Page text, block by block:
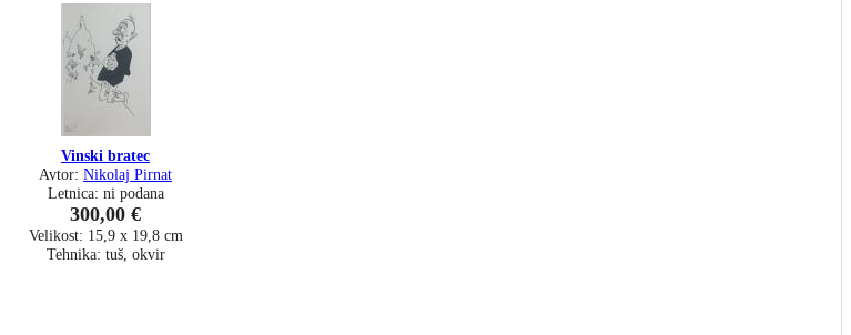
Vinski bratec
Avtor: Nikolaj Pirnat
Letnica: ni podana
300,00 €
Velikost: 15,9 x 19,8 cm
Tehnika: tuš, okvir